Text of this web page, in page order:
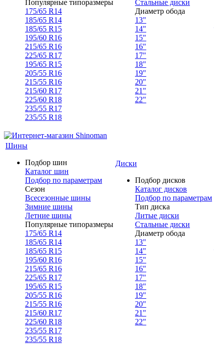
Популярные типоразмеры
175/65 R14
185/65 R14
185/65 R15
195/60 R16
215/65 R16
225/65 R17
195/65 R15
205/55 R16
215/55 R16
215/60 R17
225/60 R18
235/55 R17
235/55 R18
Стальные диски
Диаметр обода
13"
14"
15"
16"
17"
18"
19"
20"
21"
22"
Шины
Подбор шин
Каталог шин
Подбор по параметрам
Сезон
Всесезонные шины
Зимние шины
Летние шины
Популярные типоразмеры
175/65 R14
185/65 R14
185/65 R15
195/60 R16
215/65 R16
225/65 R17
195/65 R15
205/55 R16
215/55 R16
215/60 R17
225/60 R18
235/55 R17
235/55 R18
Диски
Подбор дисков
Каталог дисков
Подбор по параметрам
Тип диска
Литые диски
Стальные диски
Диаметр обода
13"
14"
15"
16"
17"
18"
19"
20"
21"
22"